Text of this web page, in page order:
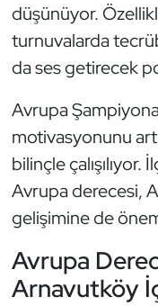
düşünüyor.
turnuvalarda
da ses getirecek
Avrupa
motivasyonunu
bilinçle çalışılıyor.
Avrupa derecesi,
gelişimine de
Avrupa
Arnavutköy
Sualtı Sporları
Tekvando
Tenis
Triatlon
Voleybol
Vücut
Wushu Kungfu